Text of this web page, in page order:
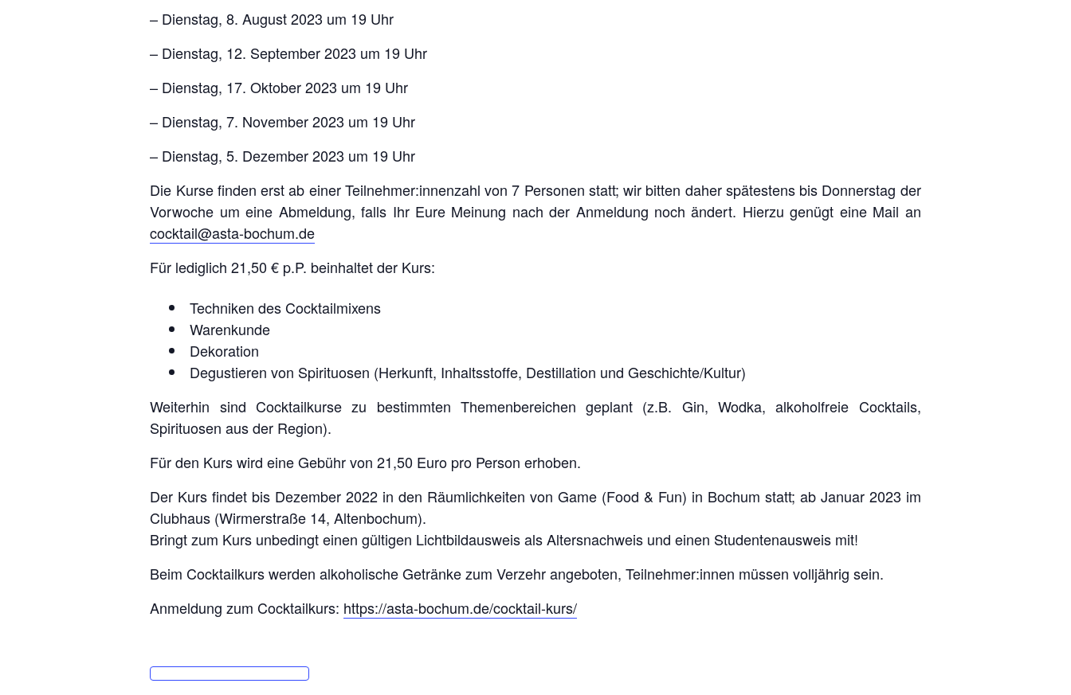
– Dienstag, 8. August 2023 um 19 Uhr
– Dienstag, 12. September 2023 um 19 Uhr
– Dienstag, 17. Oktober 2023 um 19 Uhr
– Dienstag, 7. November 2023 um 19 Uhr
– Dienstag, 5. Dezember 2023 um 19 Uhr
Die Kurse finden erst ab einer Teilnehmer:innenzahl von 7 Personen statt; wir bitten daher spätestens bis Donnerstag der
Vorwoche um eine Abmeldung, falls Ihr Eure Meinung nach der Anmeldung noch ändert. Hierzu genügt eine Mail an
cocktail@asta-bochum.de
Für lediglich 21,50 € p.P. beinhaltet der Kurs:
Techniken des Cocktailmixens
Warenkunde
Dekoration
Degustieren von Spirituosen (Herkunft, Inhaltsstoffe, Destillation und Geschichte/Kultur)
Weiterhin sind Cocktailkurse zu bestimmten Themenbereichen geplant (z.B. Gin, Wodka, alkoholfreie Cocktails,
Spirituosen aus der Region).
Für den Kurs wird eine Gebühr von 21,50 Euro pro Person erhoben.
Der Kurs findet bis Dezember 2022 in den Räumlichkeiten von Game (Food & Fun) in Bochum statt; ab Januar 2023 im
Clubhaus (Wirmerstraße 14, Altenbochum).
Bringt zum Kurs unbedingt einen gültigen Lichtbildausweis als Altersnachweis und einen Studentenausweis mit!
Beim Cocktailkurs werden alkoholische Getränke zum Verzehr angeboten, Teilnehmer:innen müssen volljährig sein.
Anmeldung zum Cocktailkurs: https://asta-bochum.de/cocktail-kurs/